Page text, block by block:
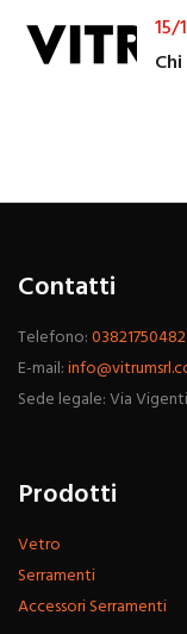
15/
Contatti
Telefono:03821750482
E-mail:
Sede legale: Via
Prodotti
Vetro
Serramenti
Accessori Serramenti